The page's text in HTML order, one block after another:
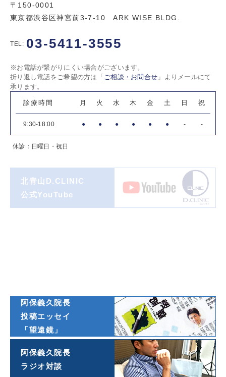
〒150-0001
東京都渋谷区神宮前3-7-10 ARK WISE BLDG.
TEL: 03-5411-3555
※お電話が繋がりにくい場合がございます。
折り返し電話をご希望の方は「 ご相談・お問合せ 」よりメールにて
承ります。
診療時間 月 火 水 木 金 土 日 祝
9:30-18:00 ● ● ● ● ● ● - -
休診：日曜日・祝日
北青山D.CLINIC
公式YouTube
阿保義久院長
投稿エッセイ
「望遠鏡」
阿保義久院長
ラジオ対談